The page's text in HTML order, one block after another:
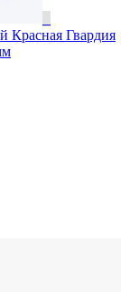
Красная Гвардия